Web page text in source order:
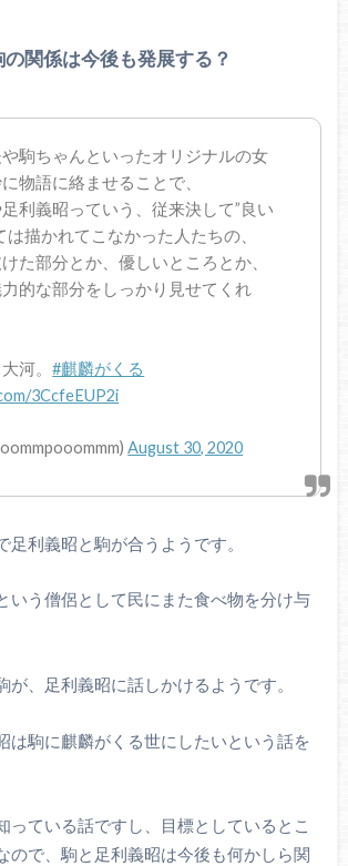
関係は今後も発展する？
駒ちゃんといったオリジナルの女
物語に絡ませることで、
利義昭っていう、従来決して”良い
は描かれてこなかった人たちの、
た部分とか、優しいところとか、
的な部分をしっかり見せてくれ
大河。#麒麟がくる
3CcfeEUP2i
August 30, 2020
足利義昭と駒が合うようです。
いう僧侶として民にまた食べ物を分け与
が、足利義昭に話しかけるようです。
は駒に麒麟がくる世にしたいという話を
っている話ですし、目標としているとこ
ので、駒と足利義昭は今後も何かしら関